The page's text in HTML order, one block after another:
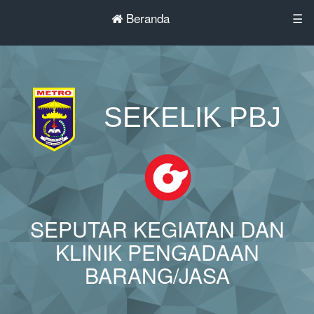
Beranda ☰
SEKELIK PBJ
SEPUTAR KEGIATAN DAN
KLINIK PENGADAAN
BARANG/JASA